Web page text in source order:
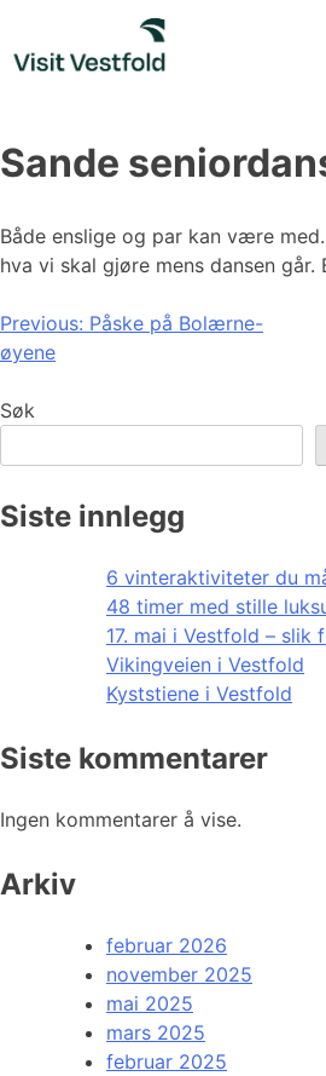
content
Sande
Både enslige og par kan være
hva vi skal gjøre mens dansen går.
Innleggsnavigasjon
Previous: Påske på Bolærne-
øyene
Søk
Siste innlegg
6 vinteraktiviteter du
48 timer med stille
17. mai i Vestfold – slik
Vikingveien i Vestfold
Kyststiene i Vestfold
Siste kommentarer
Ingen kommentarer å vise.
Arkiv
februar 2026
november 2025
mai 2025
mars 2025
februar 2025